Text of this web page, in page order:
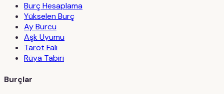
Burç Hesaplama
Yükselen Burç
Ay Burcu
Aşk Uyumu
Tarot Falı
Rüya Tabiri
Burçlar